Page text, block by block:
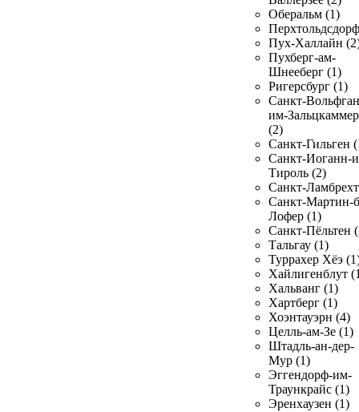
Оберальм (1)
Пух-Халлайн
Пухберг-ам-
Шнееберг (1)
Ригерсбург (1)
Санкт-
им-
(2)
Санкт-Гильген
Санкт-Иоганн-
Тироль (2)
Санкт-
Санкт-Мартин-
Лофер (1)
Санкт-Пёльтен
Тальгау (1)
Туррахер Хёэ
Хайлигенблут
Хальванг (1)
Хартберг (1)
Хоэнтауэрн (4)
Целль-ам-Зе (1)
Штадль-ан-дер-
Мур (1)
Эггендорф-им-
Траункрайс (1)
Эренхаузен (1)